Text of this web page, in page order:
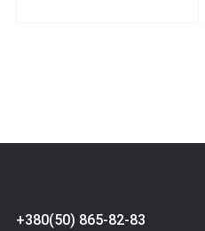
+380(50) 865-82-83